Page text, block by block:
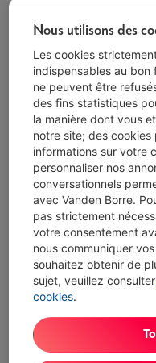
Produits associés:
Machines à laver
Tous les filtres
HAIER
Vitesse
Niveau
Nous utilisons des
Les cookies
indispensables au
ne peuvent être
des fins statistiques
la manière dont vous
notre site; des
informations sur votre
personnaliser nos
conversationnels
avec Vanden Borre.
pas strictement
votre consentement
nous communiquer
souhaitez obtenir de
sujet, veuillez consulter
cookies.